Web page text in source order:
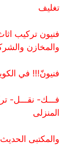
تغليف
فنيون تركيب
والمخازن
فنيونّ!!! في
فـــك- نقـــل-
المنزلى
والمكتبى